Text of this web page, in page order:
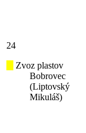
24
Zvoz plastov
Bobrovec
(Liptovský
Mikuláš)